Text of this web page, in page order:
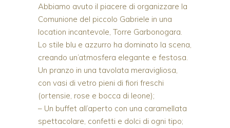
Abbiamo avuto il piacere di organizzare la
Comunione del piccolo Gabriele in una
location incantevole, Torre Garbonogara.
Lo stile blu e azzurro ha dominato la scena,
creando un’atmosfera elegante e festosa.
Un pranzo in una tavolata meravigliosa,
con vasi di vetro pieni di fiori freschi
(ortensie, rose e bocca di leone);
– Un buffet all’aperto con una caramellata
spettacolare, confetti e dolci di ogni tipo;